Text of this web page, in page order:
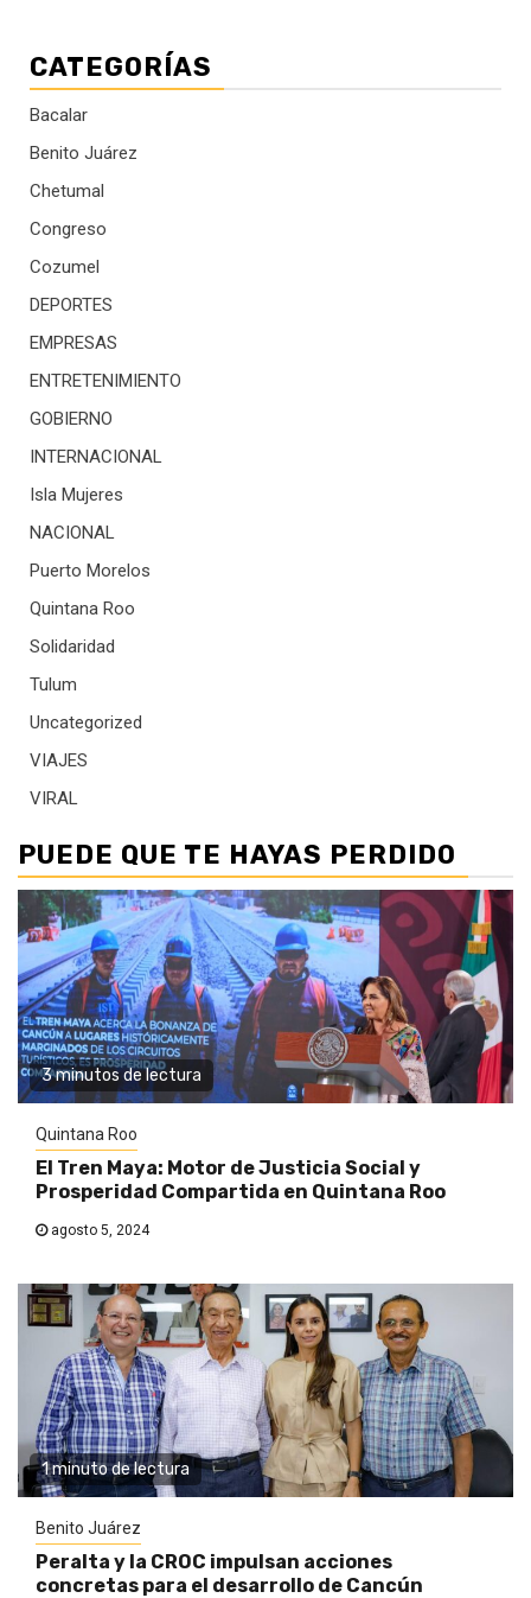
CATEGORÍAS
Bacalar
Benito Juárez
Chetumal
Congreso
Cozumel
DEPORTES
EMPRESAS
ENTRETENIMIENTO
GOBIERNO
INTERNACIONAL
Isla Mujeres
NACIONAL
Puerto Morelos
Quintana Roo
Solidaridad
Tulum
Uncategorized
VIAJES
VIRAL
PUEDE QUE TE HAYAS PERDIDO
3 minutos de lectura
Quintana Roo
El Tren Maya: Motor de Justicia Social y
Prosperidad Compartida en Quintana Roo
agosto 5, 2024
1 minuto de lectura
Benito Juárez
Peralta y la CROC impulsan acciones
concretas para el desarrollo de Cancún